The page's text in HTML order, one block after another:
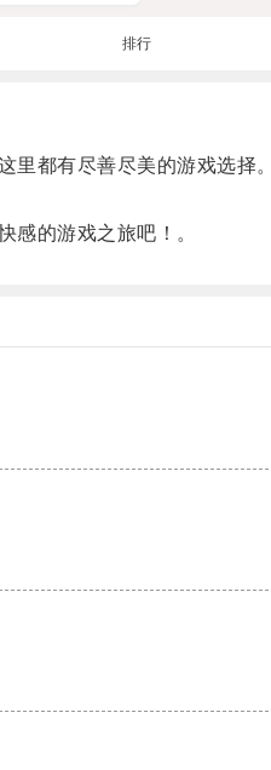
排行
都有尽善尽美的游戏选择。
的游戏之旅吧！。